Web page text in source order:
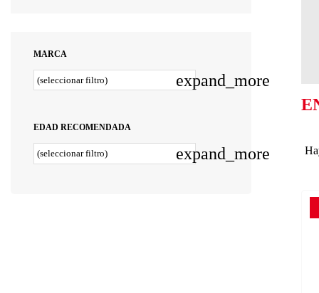
MARCA
(seleccionar filtro) expand_more
EDAD RECOMENDADA
(seleccionar filtro) expand_more